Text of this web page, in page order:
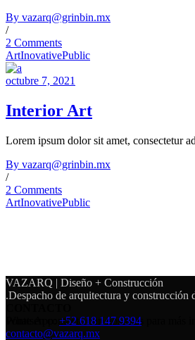
By vazarq@grinbin.mx
/
2 Comments
ArtInovativePublic
octubre 7, 2021
Interior Art
Lorem ipsum dolor sit amet, consectetur
By vazarq@grinbin.mx
/
2 Comments
ArtInovativePublic
VAZARQ | Diseño + Construcción
.Despacho de arquitectura y construcción
Ponte en contacto con nosotros para más
+52 618 147 9394
contacto@vazarq.mx